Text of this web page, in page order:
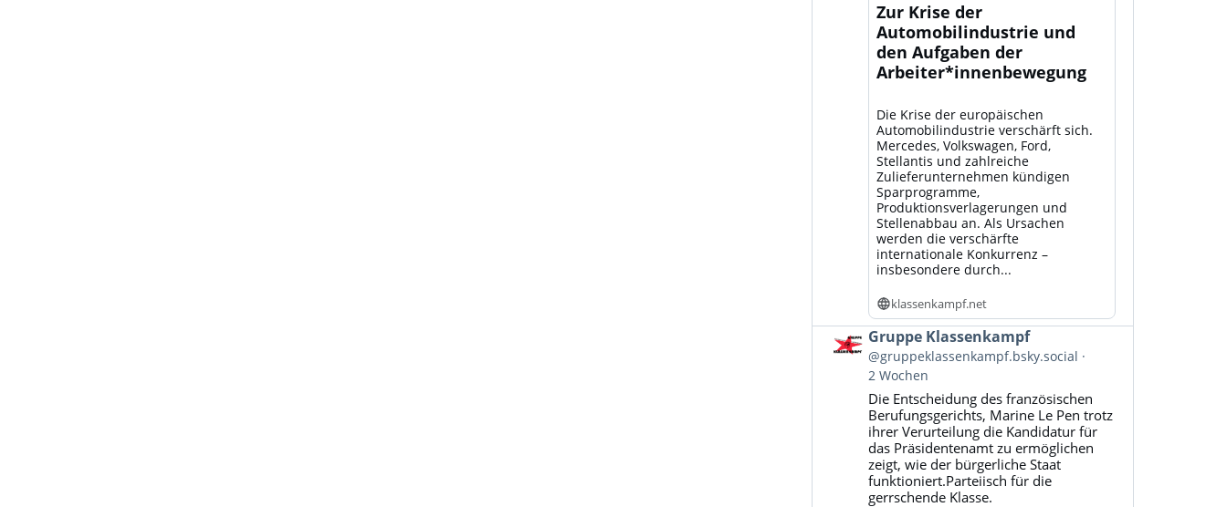
Zur Krise der
Automobilindustrie und
den Aufgaben der
Arbeiter*innenbewegung
Die Krise der europäischen
Automobilindustrie verschärft sich.
Mercedes, Volkswagen, Ford,
Stellantis und zahlreiche
Zulieferunternehmen kündigen
Sparprogramme,
Produktionsverlagerungen und
Stellenabbau an. Als Ursachen
werden die verschärfte
internationale Konkurrenz –
insbesondere durch...
klassenkampf.net
Beitrag
von
Gruppe
Klassenkampf
Bluesky
ansehen
Gruppe Klassenkampf
@gruppeklassenkampf.bsky.social
2 Wochen
Die Entscheidung des französischen
Berufungsgerichts, Marine Le Pen trotz
ihrer Verurteilung die Kandidatur für
das Präsidentenamt zu ermöglichen
zeigt, wie der bürgerliche Staat
funktioniert.Parteiisch für die
gerrschende Klasse.